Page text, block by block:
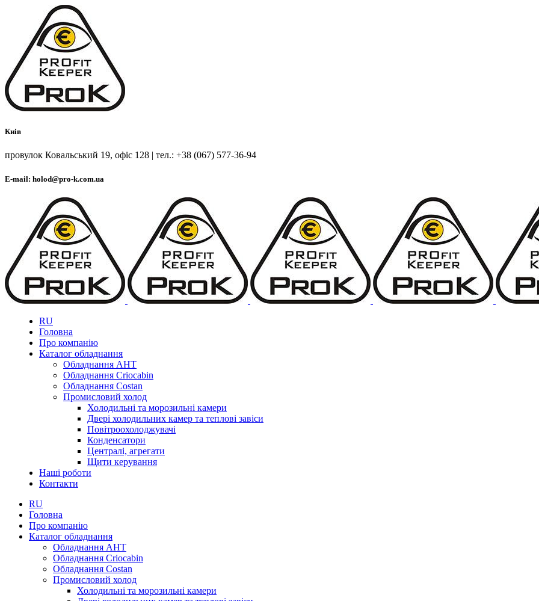
Киів
провулок Ковальський 19, офіс 128 | тел.: +38 (067) 577-36-94
E-mail: holod@pro-k.com.ua
RU
Головна
Про компанію
Каталог обладнання
Обладнання AHT
Обладнання Criocabin
Обладнання Costan
Промисловий холод
Холодильні та морозильні камери
Двері холодильних камер та теплові завіси
Повітроохолоджувачі
Конденсатори
Централі, агрегати
Щити керування
Наші роботи
Контакти
RU
Головна
Про компанію
Каталог обладнання
Обладнання AHT
Обладнання Criocabin
Обладнання Costan
Промисловий холод
Холодильні та морозильні камери